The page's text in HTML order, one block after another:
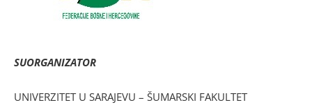
SUORGANIZATOR
UNIVERZITET U SARAJEVU – ŠUMARSKI FAKULTET